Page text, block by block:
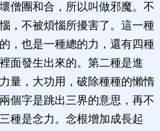
僧團和合，所以叫做邪魔。不
，不被煩惱所擾害了。這一種
，也是一種總的力，還有四種
面發生出來的。第二種是進
量，大功用，破除種種的懶惰
個字是跳出三界的意思，再不
種是念力。念根增加成長起